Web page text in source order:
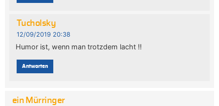
Tucholsky
12/09/2019 20:38
Humor ist, wenn man trotzdem lacht !!
Antworten
ein Mürringer